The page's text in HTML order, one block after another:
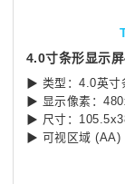
▶ 类型：4.0英寸
▶ 显示像素：
▶ 尺寸：
▶ 可视区域 (AA)